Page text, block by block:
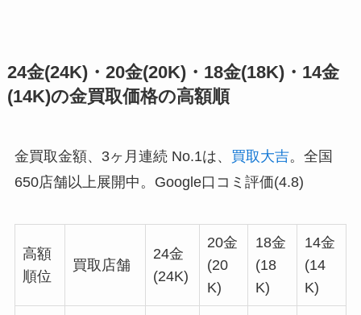
24金(24K)・20金(20K)・18金(18K)・14金
(14K)の金買取価格の高額順
金買取金額、3ヶ月連続 No.1は、 買取大吉。全国
650店舗以上展開中。Google口コミ評価(4.8)
高額
順位
買取店舗
24金
(24K)
20金
(20
K)
18金
(18
K)
14金
(14
K)